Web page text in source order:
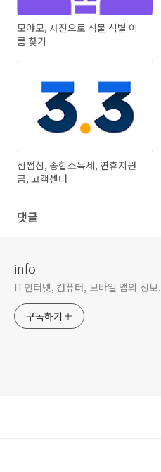
모야모, 사진으로 식물 식별 이
름 찾기
삼쩜삼, 종합소득세, 연휴지원
금, 고객센터
댓글
info
IT인터넷, 컴퓨터, 모바일 앱의 정보.
구독하기